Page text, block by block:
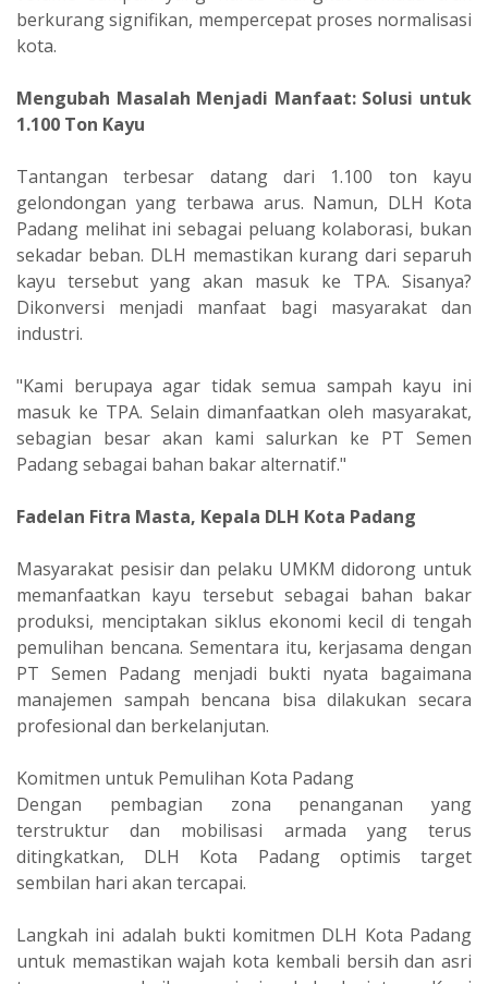
berkurang signifikan, mempercepat proses normalisasi
kota.
Mengubah Masalah Menjadi Manfaat: Solusi untuk
1.100 Ton Kayu
‎Tantangan terbesar datang dari 1.100 ton kayu
gelondongan yang terbawa arus. Namun, DLH Kota
Padang melihat ini sebagai peluang kolaborasi, bukan
sekadar beban. DLH memastikan kurang dari separuh
kayu tersebut yang akan masuk ke TPA. Sisanya?
Dikonversi menjadi manfaat bagi masyarakat dan
industri.
‎"Kami berupaya agar tidak semua sampah kayu ini
masuk ke TPA. Selain dimanfaatkan oleh masyarakat,
sebagian besar akan kami salurkan ke PT Semen
Padang sebagai bahan bakar alternatif."
Fadelan Fitra Masta, Kepala DLH Kota Padang
‎Masyarakat pesisir dan pelaku UMKM didorong untuk
memanfaatkan kayu tersebut sebagai bahan bakar
produksi, menciptakan siklus ekonomi kecil di tengah
pemulihan bencana. Sementara itu, kerjasama dengan
PT Semen Padang menjadi bukti nyata bagaimana
manajemen sampah bencana bisa dilakukan secara
profesional dan berkelanjutan.
‎Komitmen untuk Pemulihan Kota Padang
‎Dengan pembagian zona penanganan yang
terstruktur dan mobilisasi armada yang terus
ditingkatkan, DLH Kota Padang optimis target
sembilan hari akan tercapai.
‎Langkah ini adalah bukti komitmen DLH Kota Padang
untuk memastikan wajah kota kembali bersih dan asri